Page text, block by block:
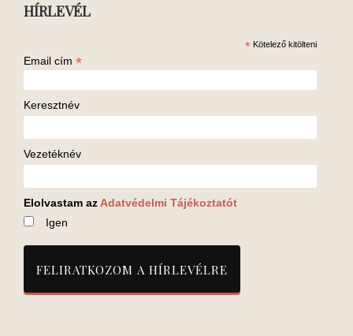
HÍRLEVÉL
* Kötelező kitölteni
Email cím *
Keresztnév
Vezetéknév
Elolvastam az Adatvédelmi Tájékoztatót
Igen